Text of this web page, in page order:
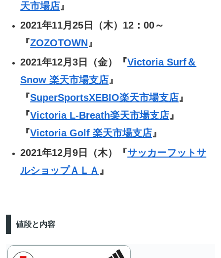
天市場店』
2021年11月25日（木）12：00～
『ZOZOTOWN』
2021年12月3日（金）『Victoria Surf＆
Snow 楽天市場支店』
『SuperSportsXEBIO楽天市場支店』
『Victoria L-Breath楽天市場支店』
『Victoria Golf 楽天市場支店』
2021年12月9日（木）『サッカーフットサ
ルショップＡＬＡ 』
値段と内容